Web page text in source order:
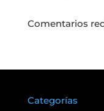
Comentarios
Categorías